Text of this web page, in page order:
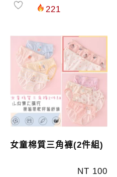
221
女童棉質三角褲(2件組)
NT 100